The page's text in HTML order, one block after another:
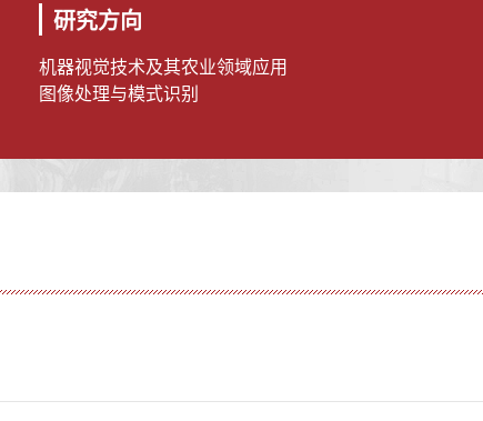
研究方向
机器视觉技术及其农业领域应用
图像处理与模式识别